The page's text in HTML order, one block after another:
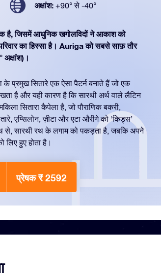
अक्षांश: +90° से -40°
है, जिसमें आधुनिक खगोलविदों ने आकाश को
का हिस्सा है। Auriga को सबसे साफ़ तौर
प्रमुख सितारे एक ऐसा पैटर्न बनाते हैं जो एक
है और यही कारण है कि सारथी अर्थ वाले लैटिन
सितारा कैपेला है, जो पौराणिक बकरी,
एप्सिलोन, ज़ीटा और एटा औरीगे को ‘किड्स’
से, सारथी रथ के लगाम को पकड़ता है, जबकि अपने
हुए होता है।
प्रेषक ₹ 2592